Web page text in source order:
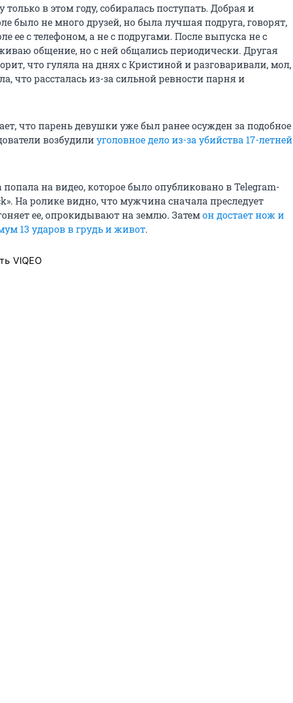
в этом году, собиралась поступать. Добрая и
было не много друзей, но была лучшая подруга, говорят,
ее с телефоном, а не с подругами. После выпуска не с
общение, но с ней общались периодически. Другая
что гуляла на днях с Кристиной и разговаривали, мол,
что рассталась из-за сильной ревности парня и
что парень девушки уже был ранее осужден за подобное
возбудилиуголовное дело из-за убийства 17-летней
на видео, которое было опубликовано в Telegram-
На ролике видно, что мужчина сначала преследует
ее, опрокидывают на землю. Затемон достает нож и
13 ударов в грудь и живот.
VIQEO